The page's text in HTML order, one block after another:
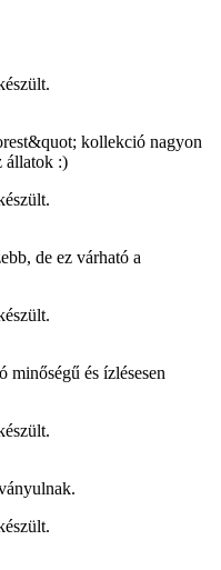
kollekció nagyon
állatok :)
de ez várható a
minőségű és ízlésesen